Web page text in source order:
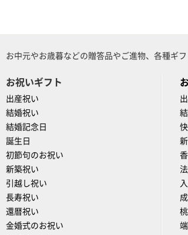
お中元やお歳暮などの贈答品やご進物、各種ギ
お祝いギフト
出産祝い
結婚祝い
結婚記念日
誕生日
初節句のお祝い
新築祝い
引越し祝い
長寿祝い
還暦祝い
金婚式のお祝い